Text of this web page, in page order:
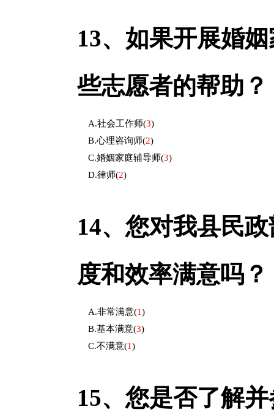
13、 如果开展婚
些志愿者的帮助
A.社会工作师(3)
B.心理咨询师(2)
C.婚姻家庭辅导师(3)
D.律师(2)
14、 您对我县民
度和效率满意吗？
A.非常满意(1)
B.基本满意(3)
C.不满意(1)
15、 您是否了解